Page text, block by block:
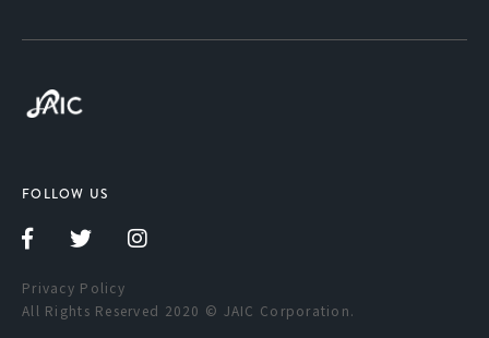
FOLLOW US
All Rights Reserved 2020 © JAIC Corporation.
Privacy Policy